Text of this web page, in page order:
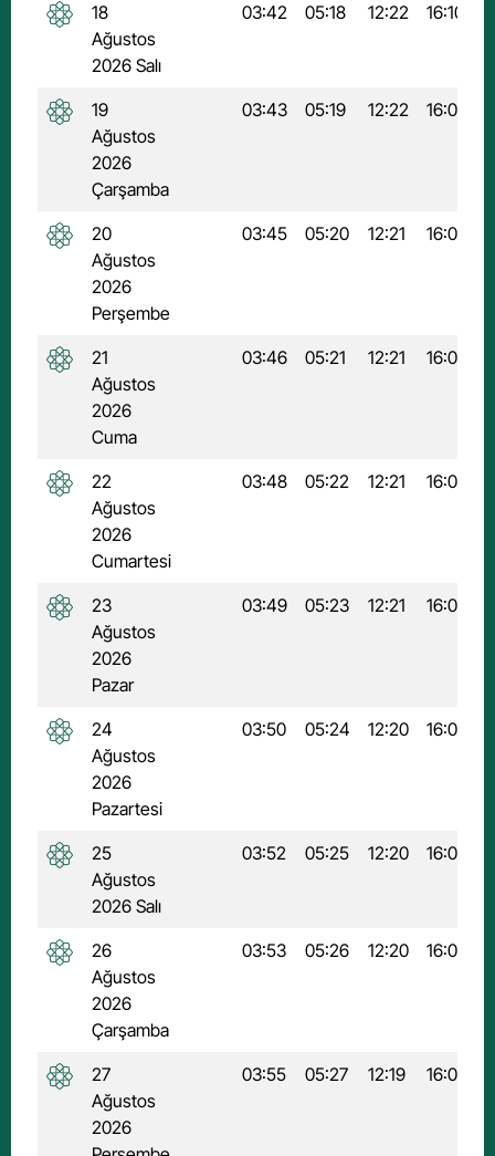
18
Ağustos
2026 Salı
03:42 05:18 12:22 16:10
19
Ağustos
2026
Çarşamba
03:43 05:19 12:22 16:09
20
Ağustos
2026
Perşembe
03:45 05:20 12:21 16:08
21
Ağustos
2026
Cuma
03:46 05:21 12:21 16:08
22
Ağustos
2026
Cumartesi
03:48 05:22 12:21 16:07
23
Ağustos
2026
Pazar
03:49 05:23 12:21 16:06
24
Ağustos
2026
Pazartesi
03:50 05:24 12:20 16:05
25
Ağustos
2026 Salı
03:52 05:25 12:20 16:04
26
Ağustos
2026
Çarşamba
03:53 05:26 12:20 16:04
27
Ağustos
2026
03:55 05:27 12:19 16:03